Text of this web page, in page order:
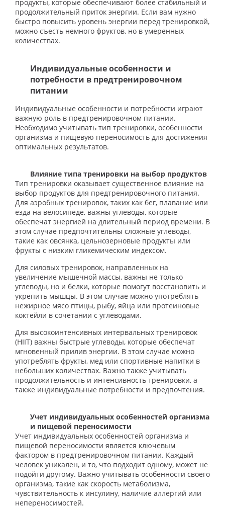
продукты, которые обеспечивают более стабильный и
продолжительный приток энергии. Если вам нужно
быстро повысить уровень энергии перед тренировкой,
можно съесть немного фруктов, но в умеренных
количествах.
Индивидуальные особенности и
потребности в предтренировочном
питании
Индивидуальные особенности и потребности играют
важную роль в предтренировочном питании.
Необходимо учитывать тип тренировки, особенности
организма и пищевую переносимость для достижения
оптимальных результатов.
Влияние типа тренировки на выбор продуктов
Тип тренировки оказывает существенное влияние на
выбор продуктов для предтренировочного питания.
Для аэробных тренировок, таких как бег, плавание или
езда на велосипеде, важны углеводы, которые
обеспечат энергией на длительный период времени. В
этом случае предпочтительны сложные углеводы,
такие как овсянка, цельнозерновые продукты или
фрукты с низким гликемическим индексом.
Для силовых тренировок, направленных на
увеличение мышечной массы, важны не только
углеводы, но и белки, которые помогут восстановить и
укрепить мышцы. В этом случае можно употреблять
нежирное мясо птицы, рыбу, яйца или протеиновые
коктейли в сочетании с углеводами.
Для высокоинтенсивных интервальных тренировок
(HIIT) важны быстрые углеводы, которые обеспечат
мгновенный прилив энергии. В этом случае можно
употреблять фрукты, мед или спортивные напитки в
небольших количествах. Важно также учитывать
продолжительность и интенсивность тренировки, а
также индивидуальные потребности и предпочтения.
Учет индивидуальных особенностей организма
и пищевой переносимости
Учет индивидуальных особенностей организма и
пищевой переносимости является ключевым
фактором в предтренировочном питании. Каждый
человек уникален, и то, что подходит одному, может не
подойти другому. Важно учитывать особенности своего
организма, такие как скорость метаболизма,
чувствительность к инсулину, наличие аллергий или
непереносимостей.